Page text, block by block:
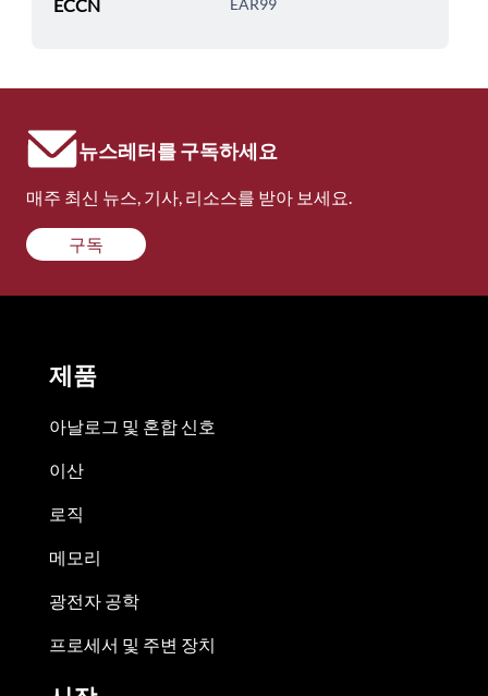
ECCN EAR99
뉴스레터를 구독하세요
매주 최신 뉴스, 기사, 리소스를 받아 보세요.
구독
제품
아날로그 및 혼합 신호
이산
로직
메모리
광전자 공학
프로세서 및 주변 장치